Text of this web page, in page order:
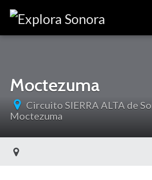
Moctezuma
Circuito SIERRA ALTA de
Moctezuma